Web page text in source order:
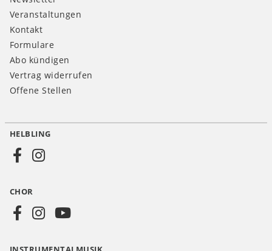
Veranstaltungen
Kontakt
Formulare
Abo kündigen
Vertrag widerrufen
Offene Stellen
Social
CH
HELBLING
CHOR